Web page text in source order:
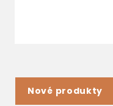
Nové produkty